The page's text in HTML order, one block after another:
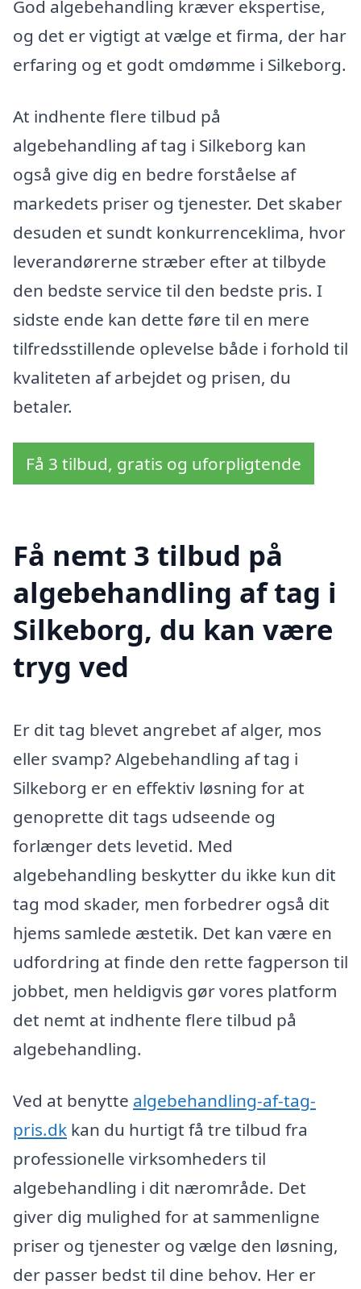
God algebehandling kræver ekspertise,
og det er vigtigt at vælge et firma, der har
erfaring og et godt omdømme i Silkeborg.
At indhente flere tilbud på
algebehandling af tag i Silkeborg kan
også give dig en bedre forståelse af
markedets priser og tjenester. Det skaber
desuden et sundt konkurrenceklima, hvor
leverandørerne stræber efter at tilbyde
den bedste service til den bedste pris. I
sidste ende kan dette føre til en mere
tilfredsstillende oplevelse både i forhold til
kvaliteten af arbejdet og prisen, du
betaler.
Få 3 tilbud, gratis og uforpligtende
Få nemt 3 tilbud på
algebehandling af tag i
Silkeborg, du kan være
tryg ved
Er dit tag blevet angrebet af alger, mos
eller svamp? Algebehandling af tag i
Silkeborg er en effektiv løsning for at
genoprette dit tags udseende og
forlænger dets levetid. Med
algebehandling beskytter du ikke kun dit
tag mod skader, men forbedrer også dit
hjems samlede æstetik. Det kan være en
udfordring at finde den rette fagperson til
jobbet, men heldigvis gør vores platform
det nemt at indhente flere tilbud på
algebehandling.
Ved at benytte algebehandling-af-tag-
pris.dk kan du hurtigt få tre tilbud fra
professionelle virksomheders til
algebehandling i dit nærområde. Det
giver dig mulighed for at sammenligne
priser og tjenester og vælge den løsning,
der passer bedst til dine behov. Her er